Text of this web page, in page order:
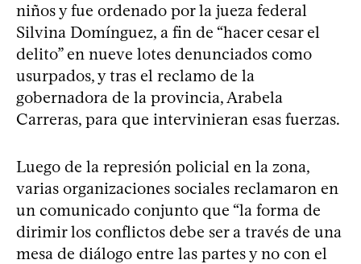
niños y fue ordenado por la jueza federal
Silvina Domínguez, a fin de “hacer cesar el
delito” en nueve lotes denunciados como
usurpados, y tras el reclamo de la
gobernadora de la provincia, Arabela
Carreras, para que intervinieran esas fuerzas.
Luego de la represión policial en la zona,
varias organizaciones sociales reclamaron en
un comunicado conjunto que “la forma de
dirimir los conflictos debe ser a través de una
mesa de diálogo entre las partes y no con el